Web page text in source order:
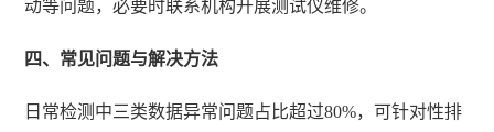
动等问题，必要时联系机构开展测试仪维修。
四、常见问题与解决方法
日常检测中三类数据异常问题占比超过80%，可针对性排